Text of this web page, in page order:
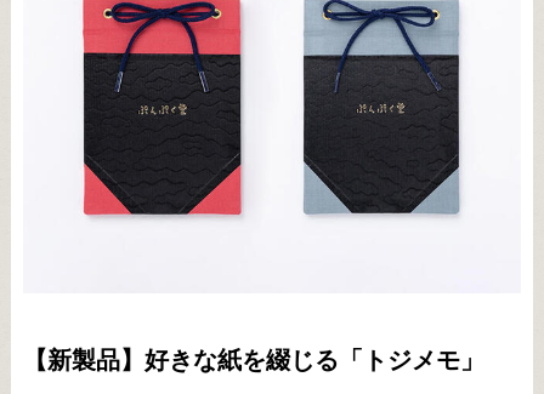
【新製品】好きな紙を綴じる「トジメモ」